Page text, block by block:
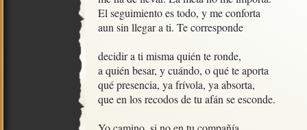
El seguimiento es todo, y me conforta
aun sin llegar a ti. Te corresponde
decidir a ti misma quién te ronde,
a quién besar, y cuándo, o qué te aporta
qué presencia, ya frívola, ya absorta,
que en los recodos de tu afán se esconde.